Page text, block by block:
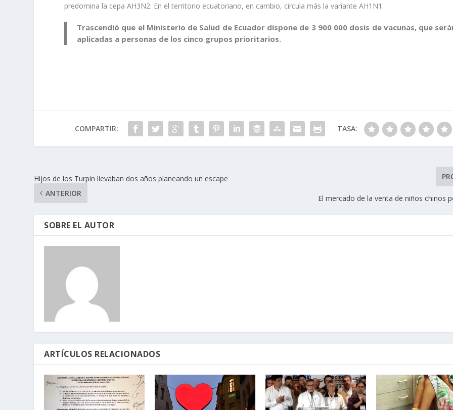
predomina la cepa AH3N2. En el territorio ecuatoriano, en cambio, circula más la variante AH1N1.
Trascendió que el Ministerio de Salud de Ecuador dispone de 3 900 000 dosis de vacunas, que
aplicadas a personas de los cinco grupos prioritarios.
COMPARTIR: TASA:
Hijos de los Turpin llevaban dos años planeando un escape
ANTERIOR
El mercado de la venta de niños chinos
SOBRE EL AUTOR
ARTÍCULOS RELACIONADOS